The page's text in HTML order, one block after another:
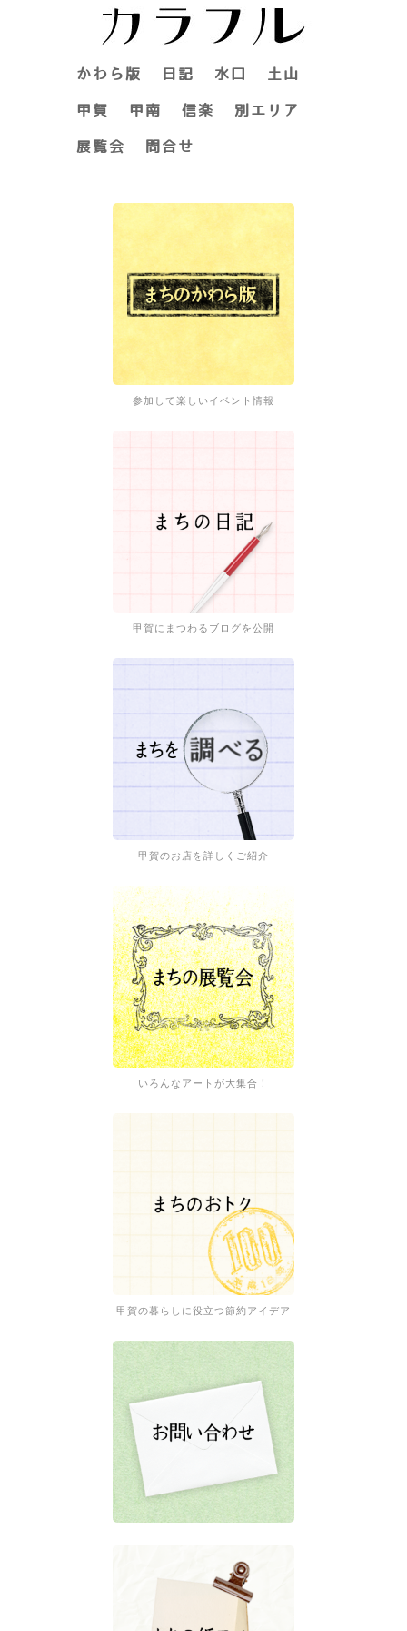
かわら版 日記 水口 土山
甲賀 甲南 信楽 別エリア
展覧会 問合せ
参加して楽しいイベント情報
甲賀にまつわるブログを公開
甲賀のお店を詳しくご紹介
いろんなアートが大集合！
甲賀の暮らしに役立つ節約アイデア